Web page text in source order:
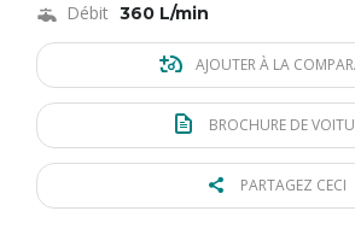
Débit 360 L/min
AJOUTER À LA
BROCHURE DE
PARTAGEZ CECI